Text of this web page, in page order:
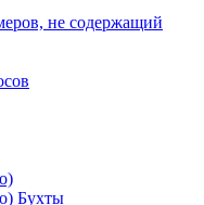
не содержащий
Бухты